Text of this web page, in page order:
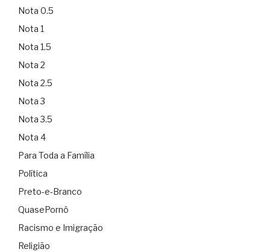
Nota 0.5
Nota 1
Nota 1.5
Nota 2
Nota 2.5
Nota 3
Nota 3.5
Nota 4
Para Toda a Família
Política
Preto-e-Branco
QuasePornô
Racismo e Imigração
Religião